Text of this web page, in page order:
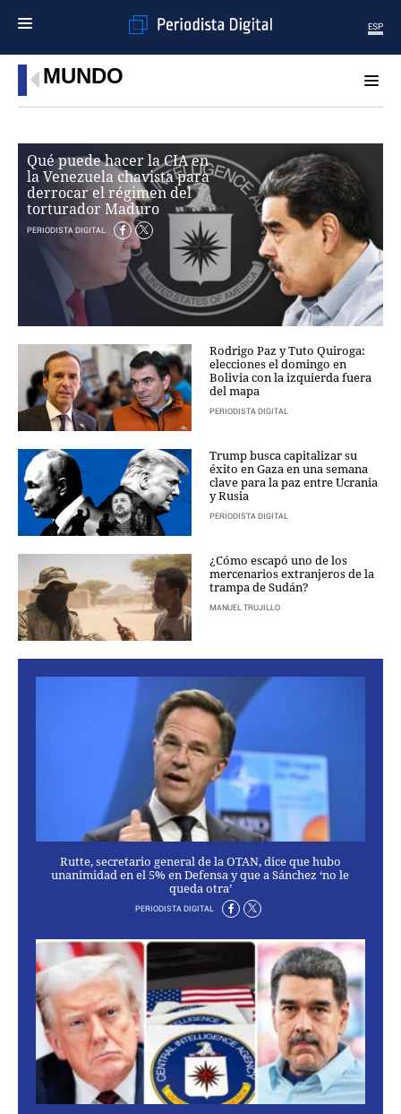
ESP
MENÚ
SECCIONES
MUNDO
PERIODISMO
ECONOMÍA
DEPORTES
CIENCIA
TECNOLOGÍA
CULTURA
TELEVISIÓN
MAGAZINE
OTRAS WEBS
CRIMEN Y CASTIGO
MOTOR
RELIGION
TRAVELLERS
EXPERTOS
GASTRONOMÍA
3SEGUNDOS
ESCAPARATE
LA SEGUNDA DOSIS
CORONAVIRUS
PERSONAJES
ORGANISMOS
LUGARES
AUTORES
SERVICIOS
OFERTAS
CLUB PD
ENLACES
MEDIOS
MÁS SERVICIOS
EDICIONES
MUNDO
Qué puede hacer la CIA en
la Venezuela chavista para
derrocar el régimen del
torturador Maduro
PERIODISTA DIGITAL
Rodrigo Paz y Tuto Quiroga:
elecciones el domingo en
Bolivia con la izquierda fuera
del mapa
PERIODISTA DIGITAL
Trump busca capitalizar su
éxito en Gaza en una semana
clave para la paz entre Ucrania
y Rusia
PERIODISTA DIGITAL
¿Cómo escapó uno de los
mercenarios extranjeros de la
trampa de Sudán?
MANUEL TRUJILLO
Rutte, secretario general de la OTAN, dice que hubo
unanimidad en el 5% en Defensa y que a Sánchez ‘no le
queda otra’
PERIODISTA DIGITAL